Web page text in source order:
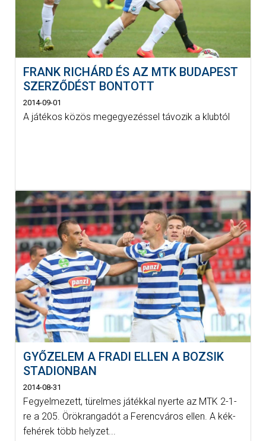
FRANK RICHÁRD ÉS AZ MTK BUDAPEST
SZERZŐDÉST BONTOTT
2014-09-01
A játékos közös megegyezéssel távozik a klubtól
GYŐZELEM A FRADI ELLEN A BOZSIK
STADIONBAN
2014-08-31
Fegyelmezett, türelmes játékkal nyerte az MTK 2-1-
re a 205. Örökrangadót a Ferencváros ellen. A kék-
fehérek több helyzet...